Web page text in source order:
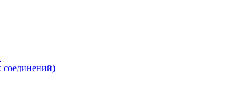
соединений)